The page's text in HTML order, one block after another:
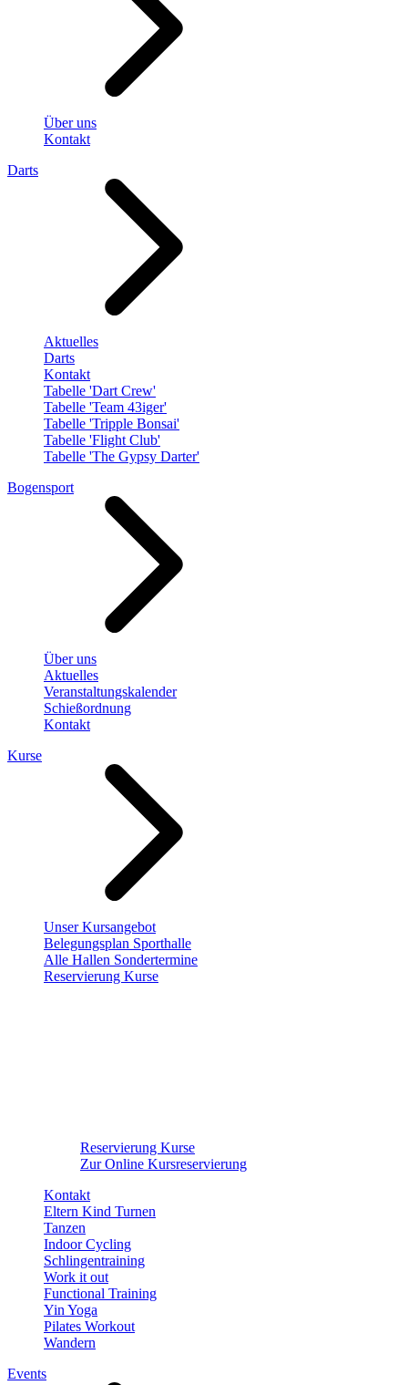
Über uns
Kontakt
Darts
Aktuelles
Darts
Kontakt
Tabelle 'Dart Crew'
Tabelle 'Team 43iger'
Tabelle 'Tripple Bonsai'
Tabelle 'Flight Club'
Tabelle 'The Gypsy Darter'
Bogensport
Über uns
Aktuelles
Veranstaltungskalender
Schießordnung
Kontakt
Kurse
Unser Kursangebot
Belegungsplan Sporthalle
Alle Hallen Sondertermine
Reservierung Kurse
Reservierung Kurse
Zur Online Kursreservierung
Kontakt
Eltern Kind Turnen
Tanzen
Indoor Cycling
Schlingentraining
Work it out
Functional Training
Yin Yoga
Pilates Workout
Wandern
Events